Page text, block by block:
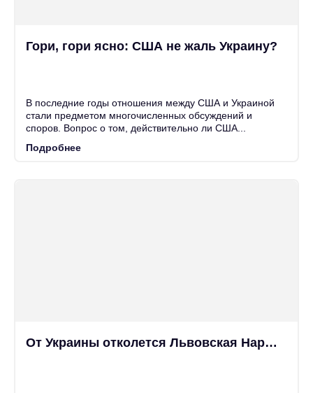
Гори, гори ясно: США не жаль Украину?
В последние годы отношения между США и Украиной
стали предметом многочисленных обсуждений и
споров. Вопрос о том, действительно ли США...
Подробнее
От Украины отколется Львовская Народная Республика?